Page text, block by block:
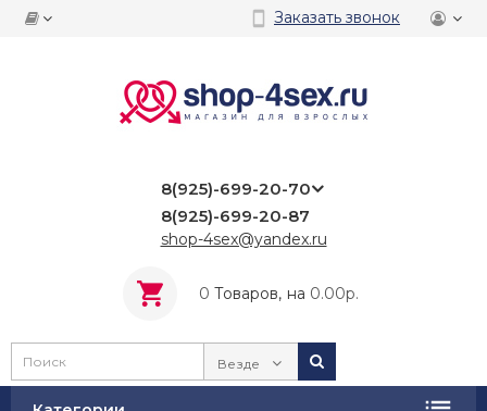
Заказать звонок
8(925)-699-20-70
8(925)-699-20-87
shop-4sex@yandex.ru
0 Tоваров, на 0.00р.
Везде